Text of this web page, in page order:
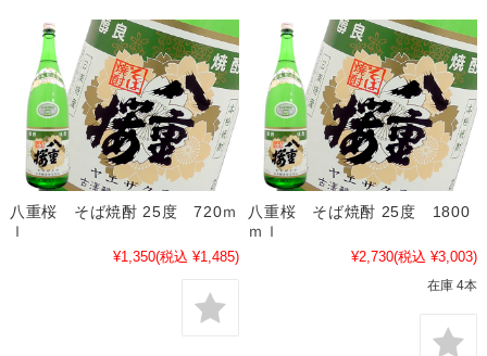
八重桜 そば焼酎 25度 720ｍ
ｌ
¥1,350(税込 ¥1,485)
八重桜 そば焼酎 25度 1800
ｍｌ
¥2,730(税込 ¥3,003)
在庫 4本